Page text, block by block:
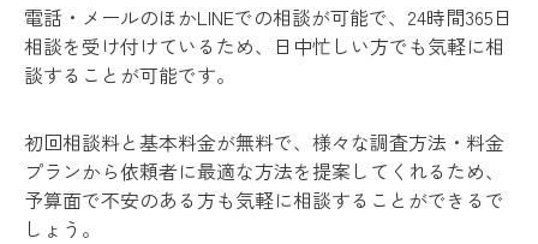
電話・メールのほかLINEでの相談が可能で、24時間365日
相談を受け付けているため、日中忙しい方でも気軽に相
談することが可能です。
初回相談料と基本料金が無料で、様々な調査方法・料金
プランから依頼者に最適な方法を提案してくれるため、
予算面で不安のある方も気軽に相談することができるで
しょう。